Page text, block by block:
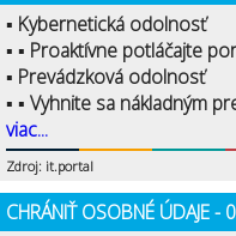
▪ Kybernetická odolnosť
▪ ▪ Proaktívne potláčajte
▪ Prevádzková odolnosť
▪ ▪ Vyhnite sa nákladným
viac...
Zdroj: it.portal
CHRÁNIŤ OSOBNÉ ÚDAJE